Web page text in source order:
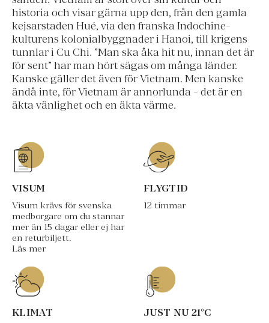
historia och visar gärna upp den, från den gamla
kejsarstaden Hué, via den franska Indochine-
kulturens kolonialbyggnader i Hanoi, till krigens
tunnlar i Cu Chi. ”Man ska åka hit nu, innan det är
för sent” har man hört sägas om många länder.
Kanske gäller det även för Vietnam. Men kanske
ändå inte, för Vietnam är annorlunda - det är en
äkta vänlighet och en äkta värme.
VISUM
Visum krävs för svenska
medborgare om du stannar
mer än 15 dagar eller ej har
en returbiljett.
Läs mer
FLYGTID
12 timmar
KLIMAT JUST NU 21°C